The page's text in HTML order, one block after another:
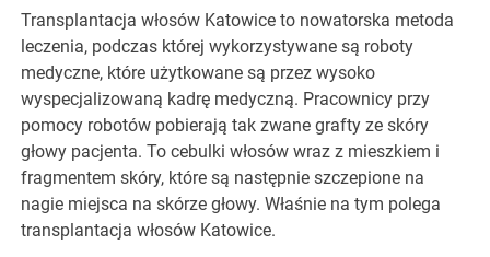
Transplantacja włosów Katowice to nowatorska metoda
leczenia, podczas której wykorzystywane są roboty
medyczne, które użytkowane są przez wysoko
wyspecjalizowaną kadrę medyczną. Pracownicy przy
pomocy robotów pobierają tak zwane grafty ze skóry
głowy pacjenta. To cebulki włosów wraz z mieszkiem i
fragmentem skóry, które są następnie szczepione na
nagie miejsca na skórze głowy. Właśnie na tym polega
transplantacja włosów Katowice.